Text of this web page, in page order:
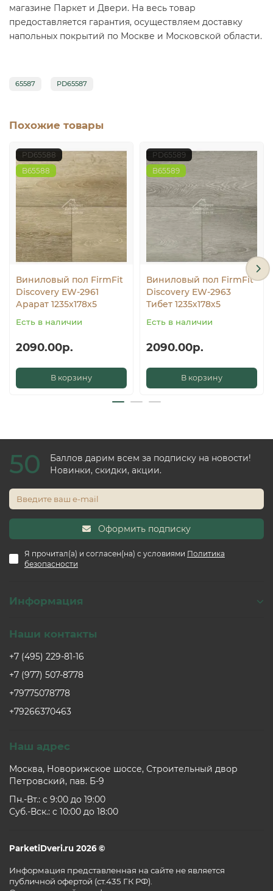
магазине Паркет и Двери. На весь товар
предоставляется гарантия, осуществляем доставку
напольных покрытий по Москве и Московской области.
65587 PD65587
Похожие товары
PD65588
B65588
Виниловый пол FirmFit
Discovery EW-2961
Арарат 1235х178х5
Есть в наличии
2090.00р.
В корзину
PD65589
B65589
Виниловый пол FirmFit
Discovery EW-2963
Тибет 1235х178х5
Есть в наличии
2090.00р.
В корзину
50
Баллов дарим всем за подписку на новости!
Новинки, скидки, акции.
Оформить подписку
Я прочитал(а) и согласен(на) с условиями Политика
безопасности
Информация
Наши контакты
+7 (495) 229-81-16
+7 (977) 507-8778
+79775078778
+79266370463
Наш адрес
Москва, Новорижское шоссе, Строительный двор
Петровский, пав. Б-9
Пн.-Вт.: c 9:00 до 19:00
Суб.-Вск.: c 10:00 до 18:00
ParketiDveri.ru 2026 ©
Информация представленная на сайте не является
публичной офертой (ст.435 ГК РФ).